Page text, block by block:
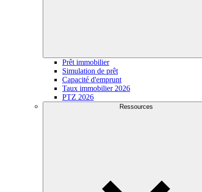
Prêt immobilier
Simulation de prêt
Capacité d'emprunt
Taux immobilier 2026
PTZ 2026
Ressources